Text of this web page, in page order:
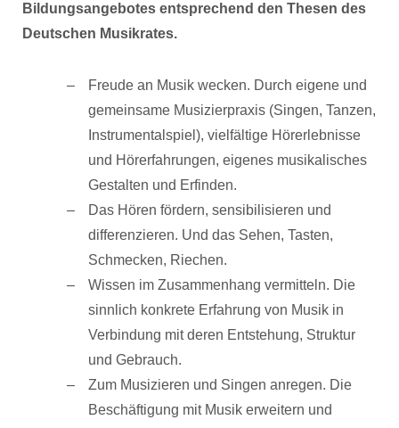
Bildungsangebotes entsprechend den Thesen des
Deutschen Musikrates.
Freude an Musik wecken. Durch eigene und
gemeinsame Musizierpraxis (Singen, Tanzen,
Instrumentalspiel), vielfältige Hörerlebnisse
und Hörerfahrungen, eigenes musikalisches
Gestalten und Erfinden.
Das Hören fördern, sensibilisieren und
differenzieren. Und das Sehen, Tasten,
Schmecken, Riechen.
Wissen im Zusammenhang vermitteln. Die
sinnlich konkrete Erfahrung von Musik in
Verbindung mit deren Entstehung, Struktur
und Gebrauch.
Zum Musizieren und Singen anregen. Die
Beschäftigung mit Musik erweitern und